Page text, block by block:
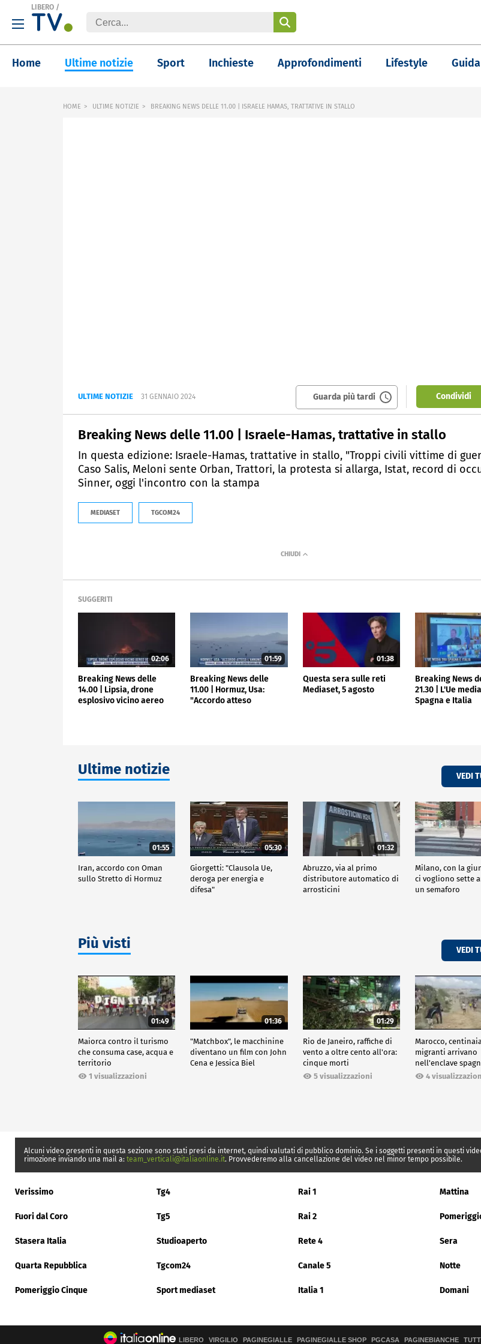
LIBERO /
Home Ultime notizie Sport Inchieste Approfondimenti Lifestyle
HOME ULTIME NOTIZIE BREAKING NEWS DELLE 11.00 | ISRAELE HAMAS, TRATTATIVE IN STALLO
ULTIME NOTIZIE 31 GENNAIO 2024 Guarda più tardi Condividi
Breaking News delle 11.00 | Israele-Hamas, trattative in stallo
In questa edizione: Israele-Hamas, trattative in stallo, "Troppi civili vittime di
Caso Salis, Meloni sente Orban, Trattori, la protesta si allarga, Istat, record di
Sinner, oggi l'incontro con la stampa
MEDIASET TGCOM24
SUGGERITI
02:06
Breaking News delle
14.00 | Lipsia, drone
esplosivo vicino aereo
01:59
Breaking News delle
11.00 | Hormuz, Usa:
"Accordo atteso
01:38
Questa sera sulle reti
Mediaset, 5 agosto
Breaking News
21.30 | L'Ue
Spagna e Italia
Ultime notizie VEDI
01:55
Iran, accordo con Oman
sullo Stretto di Hormuz
05:30
Giorgetti: "Clausola Ue,
deroga per energia e
difesa"
01:32
Abruzzo, via al primo
distributore automatico di
arrosticini
Milano, con la
ci vogliono sette
un semaforo
Più visti VEDI
01:49
Maiorca contro il turismo
che consuma case, acqua e
territorio
1 visualizzazioni
01:36
"Matchbox", le macchinine
diventano un film con John
Cena e Jessica Biel
01:29
Rio de Janeiro, raffiche di
vento a oltre cento all'ora:
cinque morti
5 visualizzazioni
Marocco,
migranti arrivano
nell'enclave
Ceuta
4
Alcuni video presenti in questa sezione sono stati presi da internet, quindi valutati di pubblico dominio. Se i soggetti presenti in questi
rimozione inviando una mail a: team_verticali@italiaonline.it. Provvederemo alla cancellazione del video nel minor tempo possibile.
Verissimo Tg4 Rai 1 Mattina
Fuori dal Coro Tg5 Rai 2
Stasera Italia Studioaperto Rete 4 Sera
Quarta Repubblica Tgcom24 Canale 5 Notte
Pomeriggio Cinque Sport mediaset Italia 1 Domani
LIBERO VIRGILIO PAGINEGIALLE PAGINEGIALLE SHOP PGCASA PAGINEBIANCHE